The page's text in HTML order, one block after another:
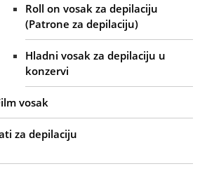
Roll on vosak za depilaciju
(Patrone za depilaciju)
Hladni vosak za depilaciju u
konzervi
vosak
za depilaciju